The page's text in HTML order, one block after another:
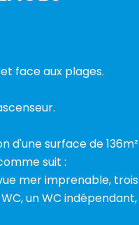
face aux plages.
surface de 136m²
suit :
mer imprenable, trois
un WC indépendant,